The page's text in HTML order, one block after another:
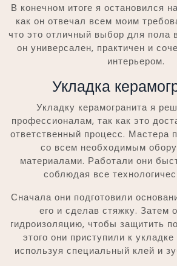
В конечном итоге я остановился
как он отвечал всем моим
что это отличный выбор для пола
он универсален, практичен и
интерьером.
Укладка
Укладку керамогранита я
профессионалам, так как это
ответственный процесс. Мастера
со всем необходимым
материалами. Работали они
соблюдая все
Сначала они подготовили
его и сделав стяжку. Затем
гидроизоляцию, чтобы защитить
этого они приступили к укладке
используя специальный клей и